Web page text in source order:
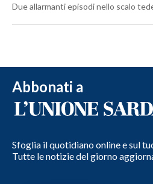
Due allarmanti episodi nello scalo
Abbonati a
Sfoglia il quotidiano online e sul
Tutte le notizie del giorno